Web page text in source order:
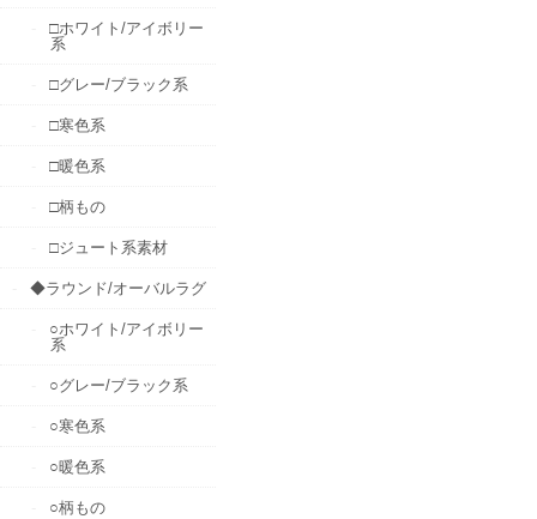
□ホワイト/アイボリー
系
□グレー/ブラック系
□寒色系
□暖色系
□柄もの
□ジュート系素材
◆ラウンド/オーバルラグ
○ホワイト/アイボリー
系
○グレー/ブラック系
○寒色系
○暖色系
○柄もの